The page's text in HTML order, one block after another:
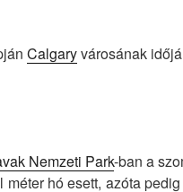
Calgaryvárosának
Nemzeti Park-ban a
hó esett, azóta